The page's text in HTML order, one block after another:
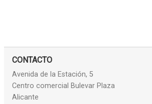
CONTACTO
Avenida de la Estación, 5
Centro comercial Bulevar Plaza
Alicante